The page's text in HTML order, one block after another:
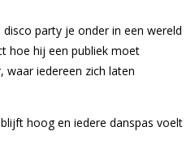
party je onder in een wereld
hoe hij een publiek moet
waar iedereen zich laten
hoog en iedere danspas voelt